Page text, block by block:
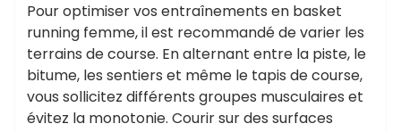
Pour optimiser vos entraînements en basket
running femme, il est recommandé de varier les
terrains de course. En alternant entre la piste, le
bitume, les sentiers et même le tapis de course,
vous sollicitez différents groupes musculaires et
évitez la monotonie. Courir sur des surfaces